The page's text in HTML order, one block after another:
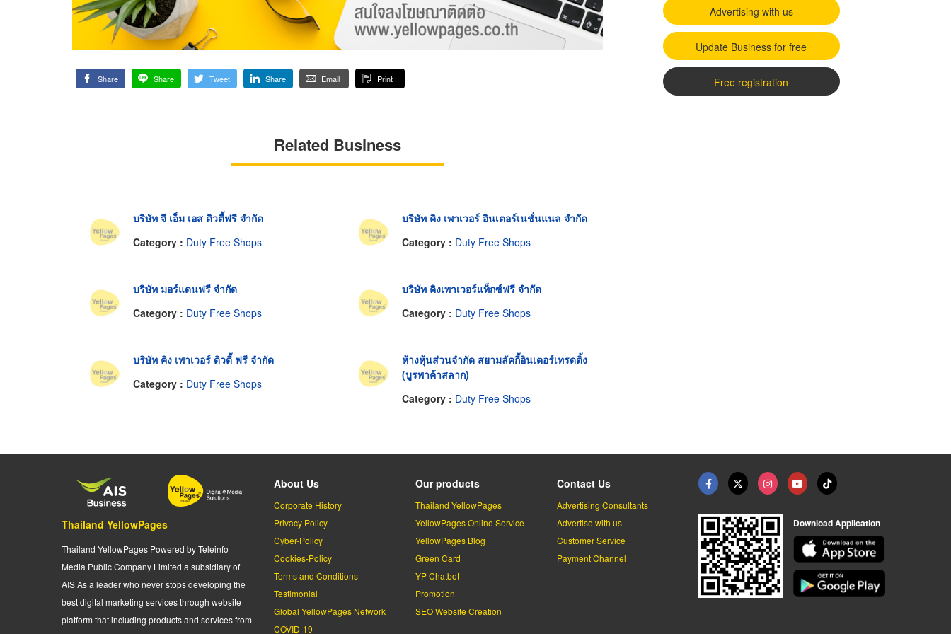
Share Share Tweet Share Email Print
Related Business
บริษัท จี เอ็ม เอส ดิวตี้ฟรี จำกัด
Category : Duty Free Shops
บริษัท คิง เพาเวอร์ อินเตอร์เนชั่นแนล จำกัด
Category : Duty Free Shops
บริษัท มอร์แดนฟรี จำกัด
Category : Duty Free Shops
บริษัท คิงเพาเวอร์แท็กซ์ฟรี จำกัด
Category : Duty Free Shops
บริษัท คิง เพาเวอร์ ดิวตี้ ฟรี จำกัด
Category : Duty Free Shops
ห้างหุ้นส่วนจำกัด สยามลัคกี้อินเตอร์เทรดดิ้ง
(บูรพาค้าสลาก)
Category : Duty Free Shops
Advertising with us
Update Business for free
Free registration
Thailand YellowPages
Thailand YellowPages Powered by Teleinfo
Media Public Company Limited a subsidiary of
AIS As a leader who never stops developing the
best digital marketing services through website
platform that including products and services from
About Us
Corporate History
Privacy Policy
Cyber-Policy
Cookies-Policy
Terms and Conditions
Testimonial
Global YellowPages Network
COVID-19
Our products
Thailand YellowPages
YellowPages Online Service
YellowPages Blog
Green Card
YP Chatbot
Promotion
SEO Website Creation
Contact Us
Advertising Consultants
Advertise with us
Customer Service
Payment Channel
Download Application